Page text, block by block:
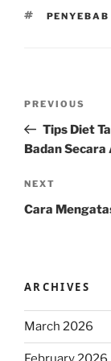
TAGS
Previous
Post
PREVIOUS
Tips Diet
Badan Secara
Next
Post
NEXT
Cara
ARCHIVES
March 2026